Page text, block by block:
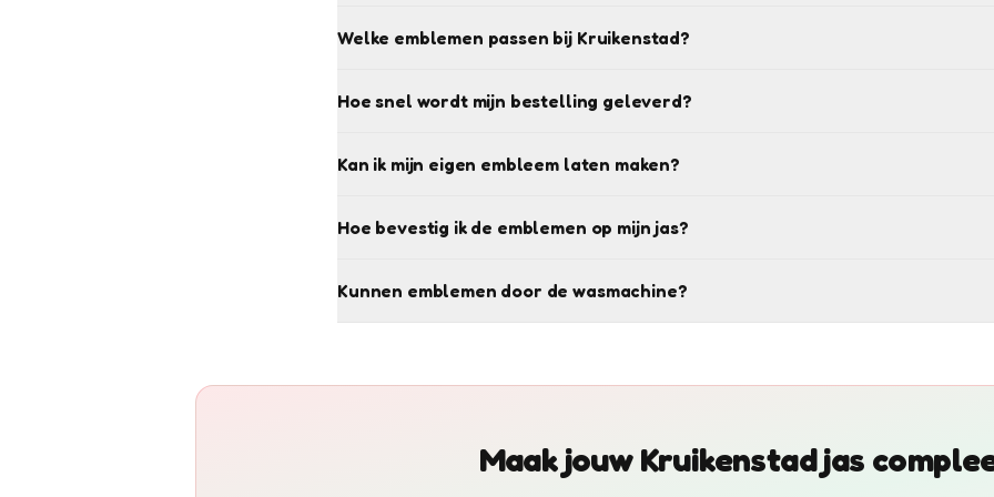
Welke emblemen passen bij Kruikenstad?
Hoe snel wordt mijn bestelling geleverd?
Kan ik mijn eigen embleem laten maken?
Hoe bevestig ik de emblemen op mijn jas?
Kunnen emblemen door de wasmachine?
Maak jouw Kruikenstad jas